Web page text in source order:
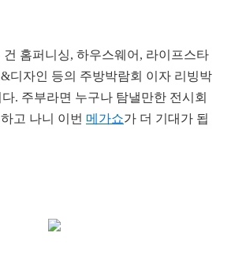
건 홈퍼니싱, 하우스웨어, 라이프스타
디자인 등의 주방박람회 이자 리빙박
. 주부라면 누구나 탐낼만한 전시회
고 나니 이번 메가쇼가 더 기대가 됩